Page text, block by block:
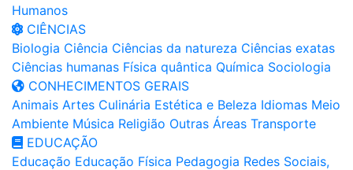
Humanos
CIÊNCIAS
Biologia Ciência Ciências da natureza Ciências exatas
Ciências humanas Física quântica Química Sociologia
CONHECIMENTOS GERAIS
Animais Artes Culinária Estética e Beleza Idiomas Meio
Ambiente Música Religião Outras Áreas Transporte
EDUCAÇÃO
Educação Educação Física Pedagogia Redes Sociais,